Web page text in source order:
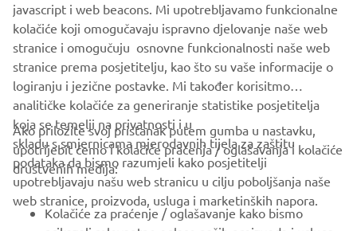
Drive Energy & Material Efficiency
Pročitajte više
CORPORATE
FOR BUSINESS
javascript i web beacons. Mi upotrebljavamo funkcionalne
kolačiće koji omogučavaju ispravno djelovanje naše web
stranice i omogučuju osnovne funkcionalnosti naše web
stranice prema posjetitelju, kao što su vaše informacije o
logiranju i jezične postavke. Mi također korisitmo
analitičke kolačiće za generiranje statistike posjetitelja
koja se temelji na privatnosti i u
skladu s smjernicama mjerodavnih tijela za zaštitu
podataka da bismo razumjeli kako posjetitelji
upotrebljavaju našu web stranicu u cilju poboljšanja naše
web stranice, proizvoda, usluga i marketinških napora.
Ako priložite svoj pristanak putem gumba u nastavku,
upotrijebit ćemo i kolačiće praćenja / oglašavanja i kolačiće
društvenih medija:
Kolačiće za praćenje / oglašavanje kako bismo